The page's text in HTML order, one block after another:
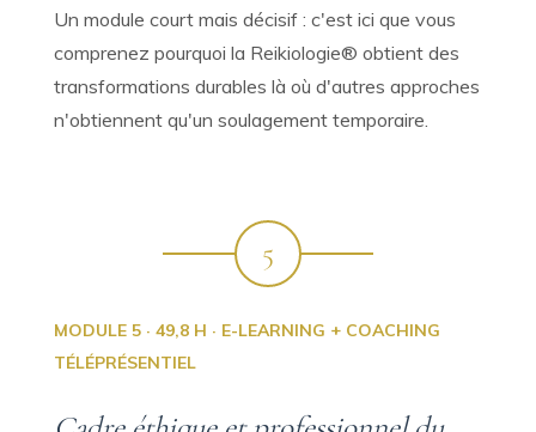
Un module court mais décisif : c'est ici que vous
comprenez pourquoi la Reikiologie® obtient des
transformations durables là où d'autres approches
n'obtiennent qu'un soulagement temporaire.
5
MODULE 5 · 49,8 H · E-LEARNING + COACHING
TÉLÉPRÉSENTIEL